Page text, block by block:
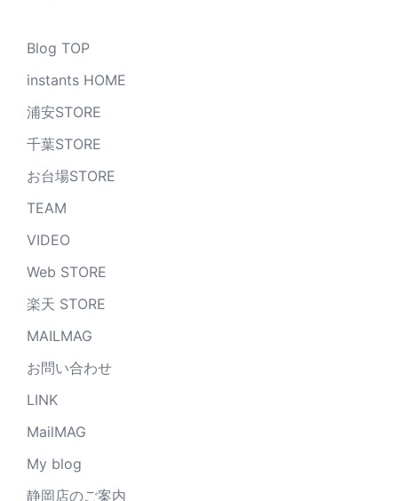
Blog TOP
instants HOME
浦安STORE
千葉STORE
お台場STORE
TEAM
VIDEO
Web STORE
楽天 STORE
MAILMAG
お問い合わせ
LINK
MailMAG
My blog
静岡店のご案内